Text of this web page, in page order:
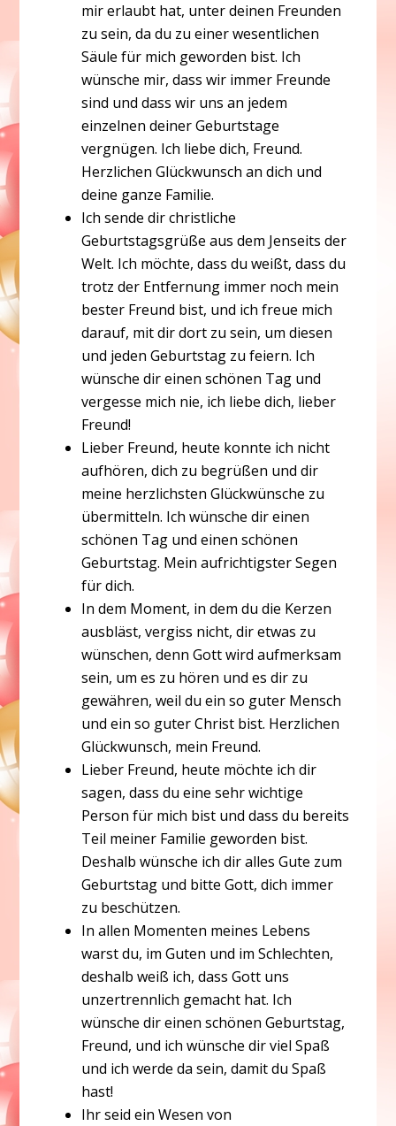
mir erlaubt hat, unter deinen Freunden
zu sein, da du zu einer wesentlichen
Säule für mich geworden bist. Ich
wünsche mir, dass wir immer Freunde
sind und dass wir uns an jedem
einzelnen deiner Geburtstage
vergnügen. Ich liebe dich, Freund.
Herzlichen Glückwunsch an dich und
deine ganze Familie.
Ich sende dir christliche
Geburtstagsgrüße aus dem Jenseits der
Welt. Ich möchte, dass du weißt, dass du
trotz der Entfernung immer noch mein
bester Freund bist, und ich freue mich
darauf, mit dir dort zu sein, um diesen
und jeden Geburtstag zu feiern. Ich
wünsche dir einen schönen Tag und
vergesse mich nie, ich liebe dich, lieber
Freund!
Lieber Freund, heute konnte ich nicht
aufhören, dich zu begrüßen und dir
meine herzlichsten Glückwünsche zu
übermitteln. Ich wünsche dir einen
schönen Tag und einen schönen
Geburtstag. Mein aufrichtigster Segen
für dich.
In dem Moment, in dem du die Kerzen
ausbläst, vergiss nicht, dir etwas zu
wünschen, denn Gott wird aufmerksam
sein, um es zu hören und es dir zu
gewähren, weil du ein so guter Mensch
und ein so guter Christ bist. Herzlichen
Glückwunsch, mein Freund.
Lieber Freund, heute möchte ich dir
sagen, dass du eine sehr wichtige
Person für mich bist und dass du bereits
Teil meiner Familie geworden bist.
Deshalb wünsche ich dir alles Gute zum
Geburtstag und bitte Gott, dich immer
zu beschützen.
In allen Momenten meines Lebens
warst du, im Guten und im Schlechten,
deshalb weiß ich, dass Gott uns
unzertrennlich gemacht hat. Ich
wünsche dir einen schönen Geburtstag,
Freund, und ich wünsche dir viel Spaß
und ich werde da sein, damit du Spaß
hast!
Ihr seid ein Wesen von